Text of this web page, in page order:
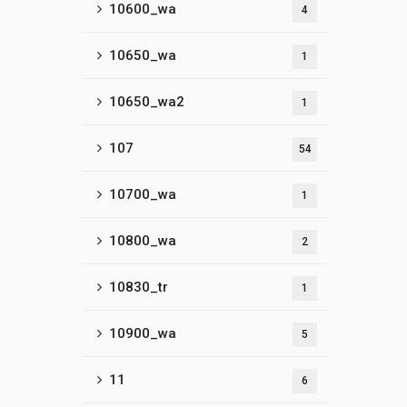
10600_wa 4
10650_wa 1
10650_wa2 1
107 54
10700_wa 1
10800_wa 2
10830_tr 1
10900_wa 5
11 6